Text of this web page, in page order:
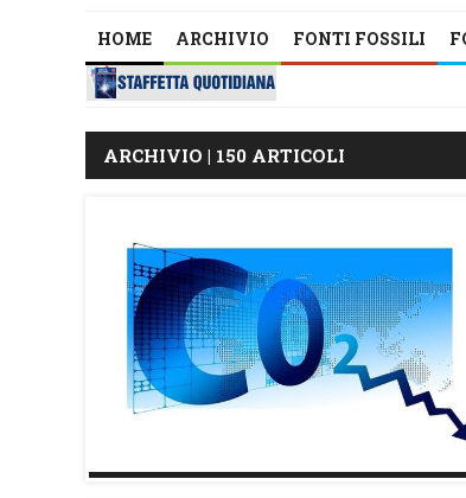
HOME ARCHIVIO FONTI FOSSILI
ARCHIVIO | 150 ARTICOLI